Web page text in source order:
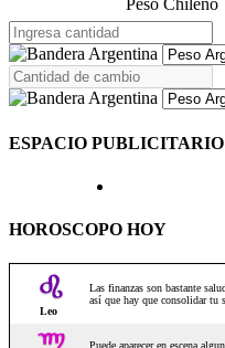
Peso Chileno
ESPACIO PUBLICITARIO
HOROSCOPO HOY